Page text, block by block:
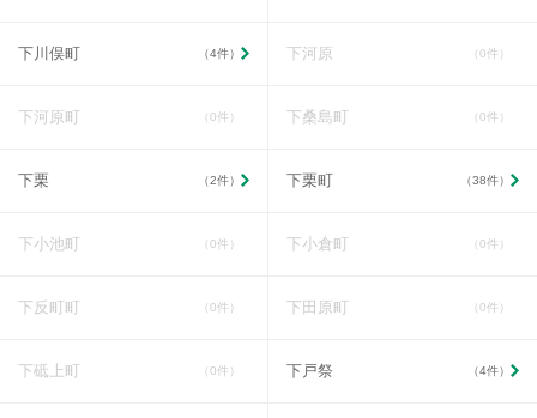
下川俣町 （4件） 下河原 （0件）
下河原町 （0件） 下桑島町 （0件）
下栗 （2件） 下栗町 （38件）
下小池町 （0件） 下小倉町 （0件）
下反町町 （0件） 下田原町 （0件）
下砥上町 （0件） 下戸祭 （4件）